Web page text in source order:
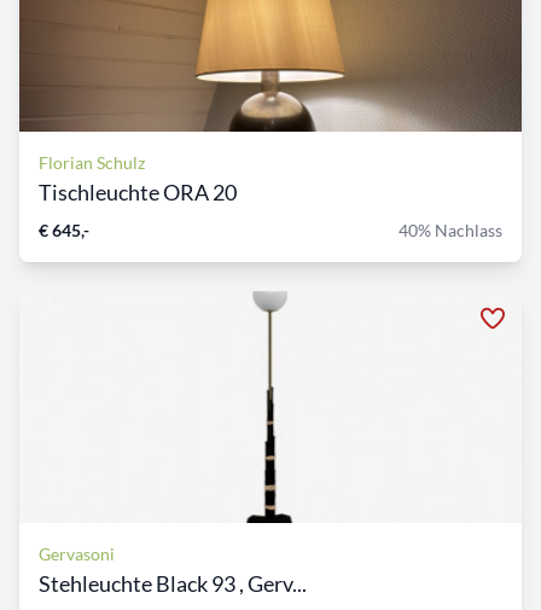
Florian Schulz
Tischleuchte ORA 20
€ 645,- 40% Nachlass
Gervasoni
Stehleuchte Black 93 , Gerv...